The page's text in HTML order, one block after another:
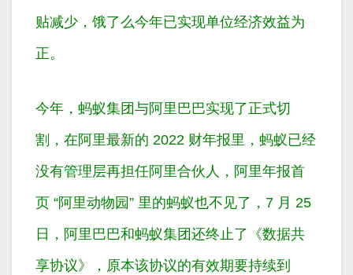
贴减少，饿了么今年已实现单位经济效益为
正。
今年，蚂蚁集团与阿里巴巴实现了正式切
割，在阿里最新的 2022 财年报里，蚂蚁已经
没有管理层再担任阿里合伙人，阿里年报首
页 “阿里动物园” 里的蚂蚁也不见了，7 月 25
日，阿里巴巴和蚂蚁集团还终止了《数据共
享协议》，原本该协议的有效期要持续到